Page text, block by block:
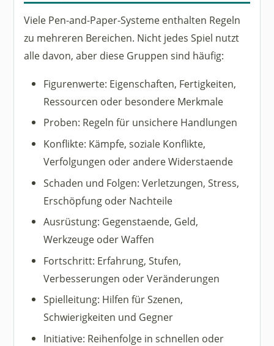
Viele Pen-and-Paper-Systeme enthalten Regeln
zu mehreren Bereichen. Nicht jedes Spiel nutzt
alle davon, aber diese Gruppen sind häufig:
Figurenwerte: Eigenschaften, Fertigkeiten,
Ressourcen oder besondere Merkmale
Proben: Regeln für unsichere Handlungen
Konflikte: Kämpfe, soziale Konflikte,
Verfolgungen oder andere Widerstaende
Schaden und Folgen: Verletzungen, Stress,
Erschöpfung oder Nachteile
Ausrüstung: Gegenstaende, Geld,
Werkzeuge oder Waffen
Fortschritt: Erfahrung, Stufen,
Verbesserungen oder Veränderungen
Spielleitung: Hilfen für Szenen,
Schwierigkeiten und Gegner
Initiative: Reihenfolge in schnellen oder